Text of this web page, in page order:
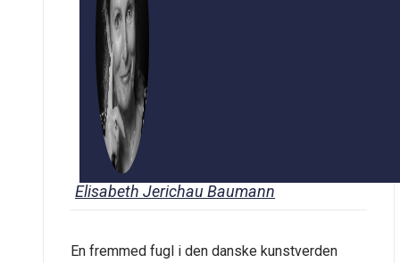
Elisabeth Jerichau Baumann
En fremmed fugl i den danske kunstverden